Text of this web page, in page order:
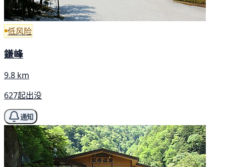
低风险
鎌峰
9.8 km
627起出没
通知